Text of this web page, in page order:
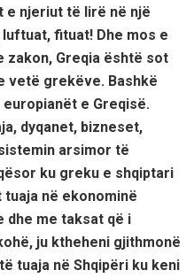
e njeriut të lirë në një
fituat! Dhe mos e
zakon, Greqia është sot
vetë grekëve. Bashkë
e Greqisë.
dyqanet, bizneset,
arsimor të
ku greku e shqiptari
në ekonominë
dhe me taksat që i
ju ktheheni gjithmonë
tuaja në Shqipëri ku keni